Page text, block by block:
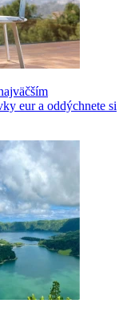
eur a oddýchnete si